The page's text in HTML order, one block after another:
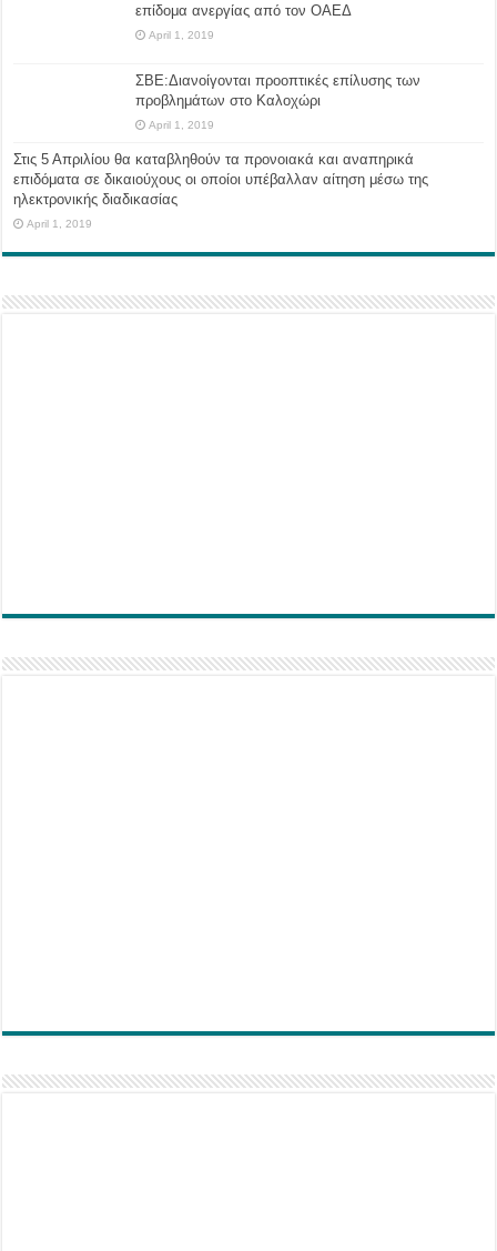
επίδομα ανεργίας από τον ΟΑΕΔ
April 1, 2019
ΣΒΕ:Διανοίγονται προοπτικές επίλυσης των
προβλημάτων στο Καλοχώρι
April 1, 2019
Στις 5 Απριλίου θα καταβληθούν τα προνοιακά και αναπηρικά
επιδόματα σε δικαιούχους οι οποίοι υπέβαλλαν αίτηση μέσω της
ηλεκτρονικής διαδικασίας
April 1, 2019